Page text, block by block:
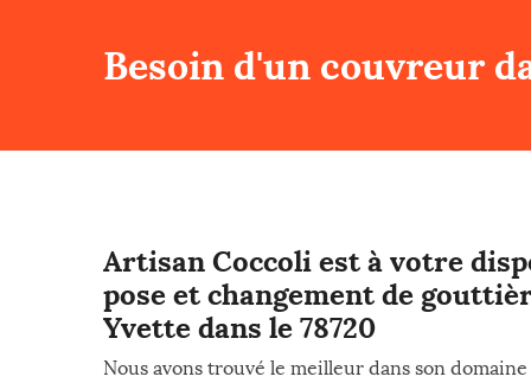
Besoin d'un couvreur
Artisan Coccoli est à votre
pose et changement de
Yvette dans le 78720
Nous avons trouvé le meilleur dans son